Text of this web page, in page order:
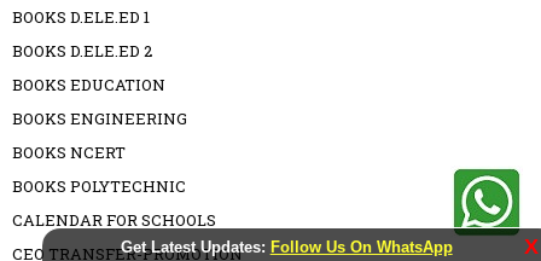
Get Latest Updates: Follow Us On WhatsApp X
BOOKS D.ELE.ED 1
BOOKS D.ELE.ED 2
BOOKS EDUCATION
BOOKS ENGINEERING
BOOKS NCERT
BOOKS POLYTECHNIC
CALENDAR FOR SCHOOLS
CEO TRANSFER-PROMOTION